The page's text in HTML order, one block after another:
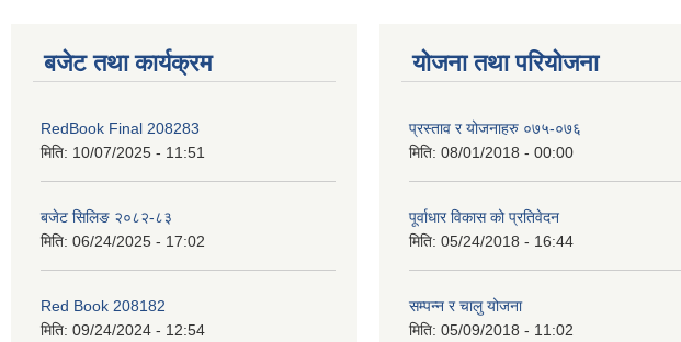
बजेट तथा कार्यक्रम
RedBook Final 208283
मिति: 10/07/2025 - 11:51
बजेट सिलिङ २०८२-८३
मिति: 06/24/2025 - 17:02
Red Book 208182
मिति: 09/24/2024 - 12:54
योजना तथा परियोजना
प्रस्ताव र योजनाहरु ०७५-०७६
मिति: 08/01/2018 - 00:00
पूर्वाधार विकास को प्रतिवेदन
मिति: 05/24/2018 - 16:44
सम्पन्न र चालु योजना
मिति: 05/09/2018 - 11:02